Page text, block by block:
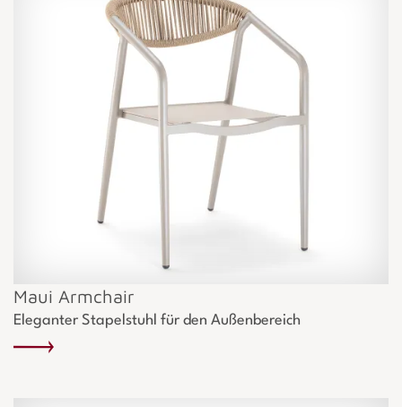
Maui Armchair
Eleganter Stapelstuhl für den Außenbereich